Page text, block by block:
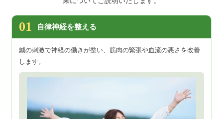
01 自律神経を整える
鍼の刺激で神経の働きが整い、筋肉の緊張や血流の悪さを改善
します。